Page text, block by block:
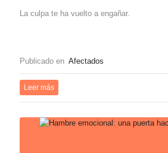
La culpa te ha vuelto a engañar.
Publicado en Afectados
Leer más